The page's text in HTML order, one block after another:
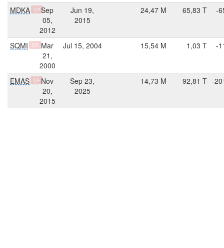
MDKA Q4 Sep
05,
2012
Jun 19,
2015
24,47 M 65,83 T -
SQMI Q3
Mar
21,
2000
Jul 15, 2004 15,54 M 1,03 T -
EMAS Q4 Nov
20,
2015
Sep 23,
2025
14,73 M 92,81 T -